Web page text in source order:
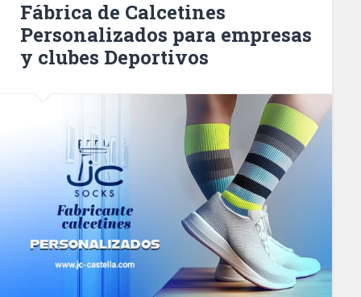
Fábrica de Calcetines
Personalizados para empresas
y clubes Deportivos